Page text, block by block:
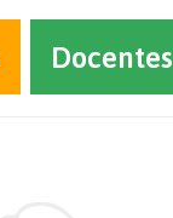
Docentes